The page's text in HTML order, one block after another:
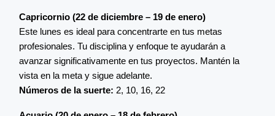
Capricornio (22 de diciembre – 19 de enero)
Este lunes es ideal para concentrarte en tus metas
profesionales. Tu disciplina y enfoque te ayudarán a
avanzar significativamente en tus proyectos. Mantén la
vista en la meta y sigue adelante.
Números de la suerte: 2, 10, 16, 22